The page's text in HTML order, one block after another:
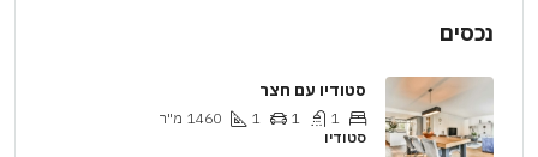
נכסים
סטודיו עם חצר
1
1
1
1460 מ"ר
סטודיו